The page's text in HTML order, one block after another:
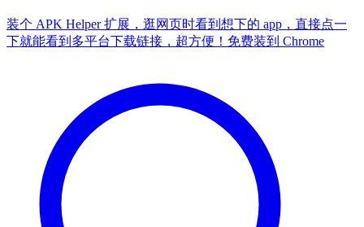
装个 APK Helper 扩展，逛网页时看到想下的 app，直接点一
下就能看到多平台下载链接，超方便！ 免费装到 Chrome